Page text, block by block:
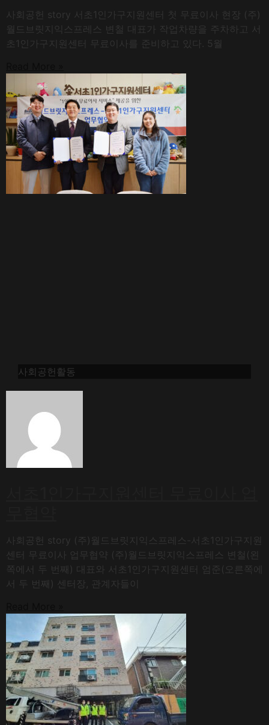
사회공헌 story 서초1인가구지원센터 첫 무료이사 현장 (주)
월드브릿지익스프레스 변철 대표가 작업차량을 주차하고 서
초1인가구지원센터 무료이사를 준비하고 있다. 5월
사회공헌활동
사회공헌 story (주)월드브릿지익스프레스-서초1인가구지원
센터 무료이사 업무협약 (주)월드브릿지익스프레스 변철(왼
쪽에서 두 번째) 대표와 서초1인가구지원센터 엄준(오른쪽에
서 두 번째) 센터장, 관계자들이